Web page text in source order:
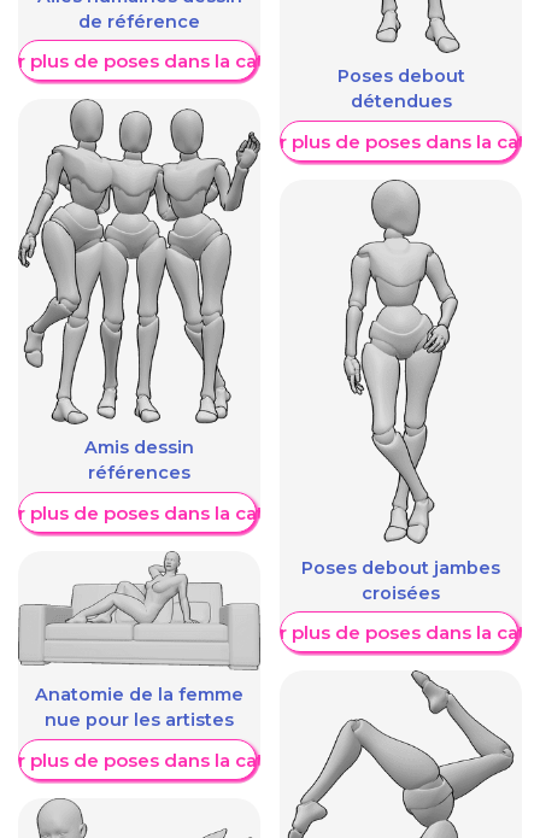
de référence
plus de poses dans la catégorie
Amis dessin
références
plus de poses dans la catégorie
Anatomie de la femme
nue pour les artistes
plus de poses dans la catégorie
Poses debout
détendues
Afficher plus de poses dans la
Poses debout jambes
croisées
Afficher plus de poses dans la